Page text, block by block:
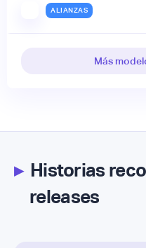
ALIANZAS
Más
▸Historias
releases